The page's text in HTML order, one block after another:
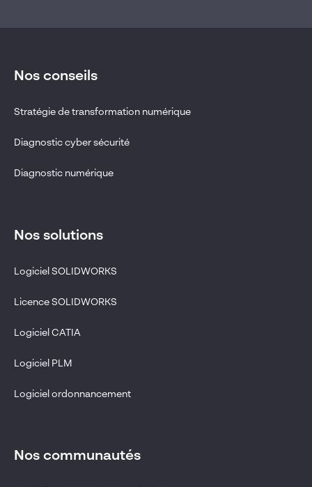
Nos conseils
Stratégie de transformation numérique
Diagnostic cyber sécurité
Diagnostic numérique
Nos solutions
Logiciel SOLIDWORKS
Licence SOLIDWORKS
Logiciel CATIA
Logiciel PLM
Logiciel ordonnancement
Nos communautés